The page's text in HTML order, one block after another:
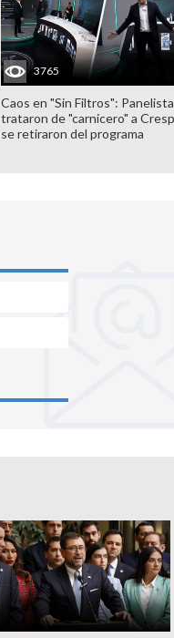
3765
Caos en "Sin Filtros":
trataron de "carnicero" a
se retiraron del programa